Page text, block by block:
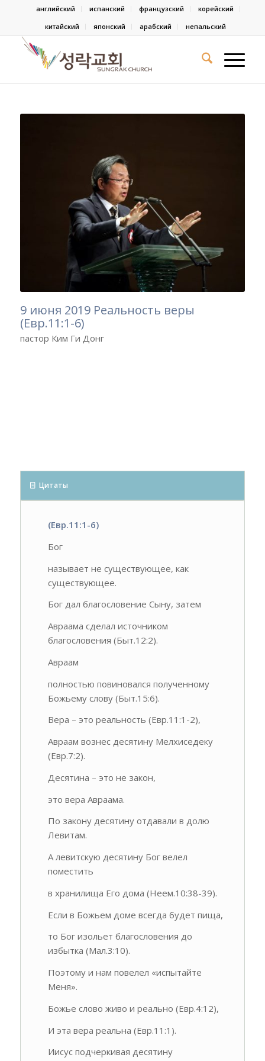
английский испанский французский
корейский
китайский
японский арабский непальский
9 июня 2019 Реальность веры
(Евр.11:1-6)
пастор Ким Ги Донг
Цитаты
(Евр.11:1-6)
Бог
называет не существующее, как
существующее.
Бог дал благословение Сыну, затем
Авраама сделал источником
благословения (Быт.12:2).
Авраам
полностью повиновался полученному
Божьему слову (Быт.15:6).
Вера – это реальность (Евр.11:1-2),
Авраам вознес десятину Мелхиседеку
(Евр.7:2).
Десятина – это не закон,
это вера Авраама.
По закону десятину отдавали в долю
Левитам.
А левитскую десятину Бог велел
поместить
в хранилища Его дома (Неем.10:38-39).
Если в Божьем доме всегда будет пища,
то Бог изольет благословения до
избытка (Мал.3:10).
Поэтому и нам повелел «испытайте
Меня».
Божье слово живо и реально (Евр.4:12),
И эта вера реальна (Евр.11:1).
Иисус подчеркивая десятину